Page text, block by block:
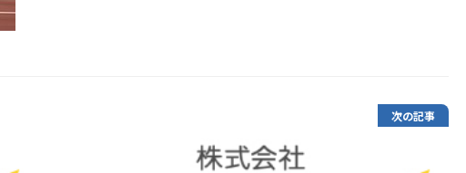
次の記事